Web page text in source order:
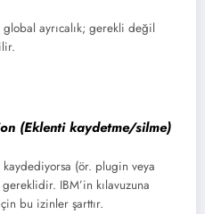
ayrıcalık; gerekli değil
(Eklenti kaydetme/silme)
(ör. plugin veya
IBM’in kılavuzuna
bu izinler şarttır.